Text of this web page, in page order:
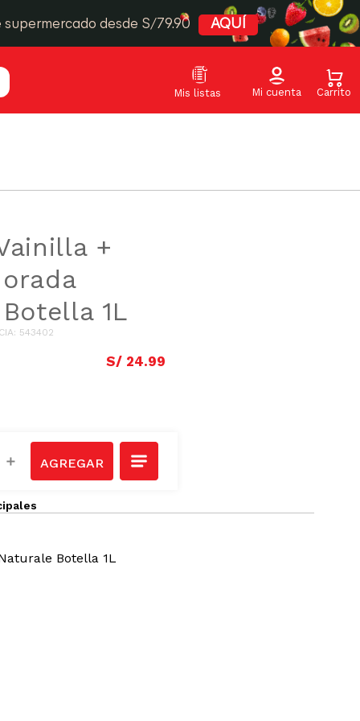
desde S/79.90 AQUÍ
+
1L
: 543402
S/ 24.99
＋
Botella 1L